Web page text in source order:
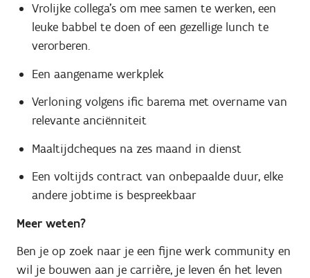
Vrolijke collega’s om mee samen te werken, een
leuke babbel te doen of een gezellige lunch te
verorberen.
Een aangename werkplek
Verloning volgens ific barema met overname van
relevante anciënniteit
Maaltijdcheques na zes maand in dienst
Een voltijds contract van onbepaalde duur, elke
andere jobtime is bespreekbaar
Meer weten?
Ben je op zoek naar je een fijne werk community en
wil je bouwen aan je carrière, je leven én het leven